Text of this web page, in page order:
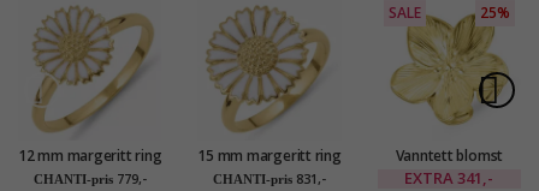
12 mm margeritt ring
i forgylt sølv - Marie
CHANTI-pris 779,-
15 mm margeritt ring
i forgylt sølv - Marie
CHANTI-pris 831,-
SALE 25%
Vanntett blomst
justerbar ring i
EXTRA341,-